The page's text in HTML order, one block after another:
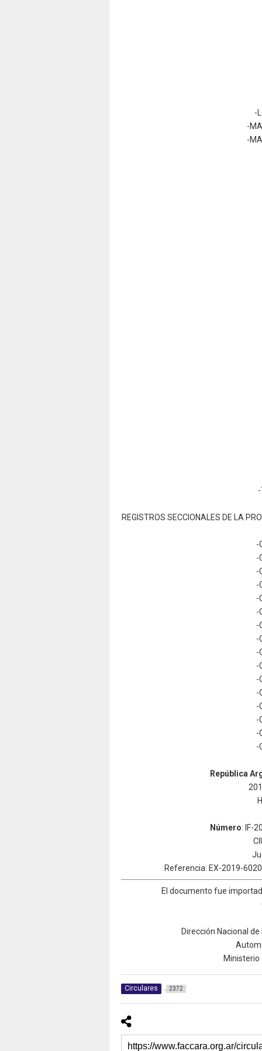
-
-
-
REGISTROS SECCIONALES DE LA
-
-
-
-
-
-
-
-
-
-
-
-
-
-
-
-
República
Número: IF-
Referencia: EX-2019-
El documento fue
Dirección Nacional
Ministerio
Circulares 2372